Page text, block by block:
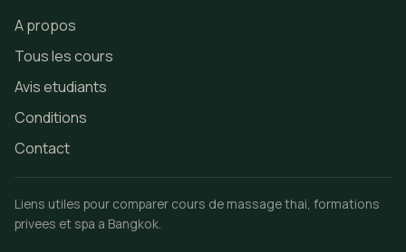
A propos
Tous les cours
Avis etudiants
Conditions
Contact
Liens utiles pour comparer cours de massage thai, formations
privees et spa a Bangkok.